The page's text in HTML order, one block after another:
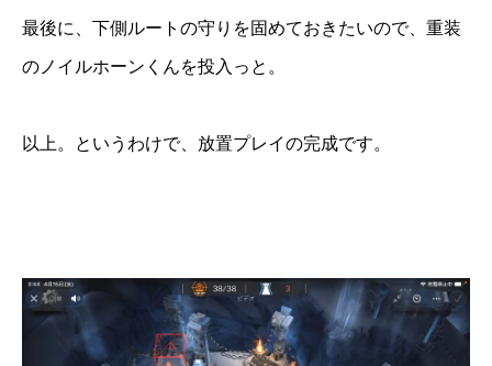
最後に、下側ルートの守りを固めておきたいので、重装
のノイルホーンくんを投入っと。
以上。というわけで、放置プレイの完成です。